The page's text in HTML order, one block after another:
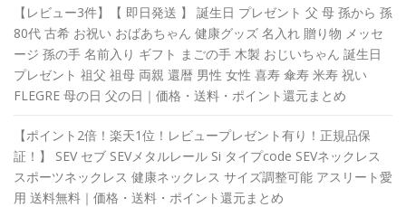
【レビュー3件】【 即日発送 】 誕生日 プレゼント 父 母 孫から 孫
80代 古希 お祝い おばあちゃん 健康グッズ 名入れ 贈り物 メッセ
ージ 孫の手 名前入り ギフト まごの手 木製 おじいちゃん 誕生日
プレゼント 祖父 祖母 両親 還暦 男性 女性 喜寿 傘寿 米寿 祝い
FLEGRE 母の日 父の日｜価格・送料・ポイント還元まとめ
【ポイント2倍！楽天1位！レビュープレゼント有り！正規品保
証！】 SEV セブ SEVメタルレール Si タイプcode SEVネックレス
スポーツネックレス 健康ネックレス サイズ調整可能 アスリート愛
用 送料無料｜価格・送料・ポイント還元まとめ